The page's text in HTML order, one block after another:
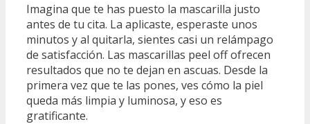
Imagina que te has puesto la mascarilla justo
antes de tu cita. La aplicaste, esperaste unos
minutos y al quitarla, sientes casi un relámpago
de satisfacción. Las mascarillas peel off ofrecen
resultados que no te dejan en ascuas. Desde la
primera vez que te las pones, ves cómo la piel
queda más limpia y luminosa, y eso es
gratificante.